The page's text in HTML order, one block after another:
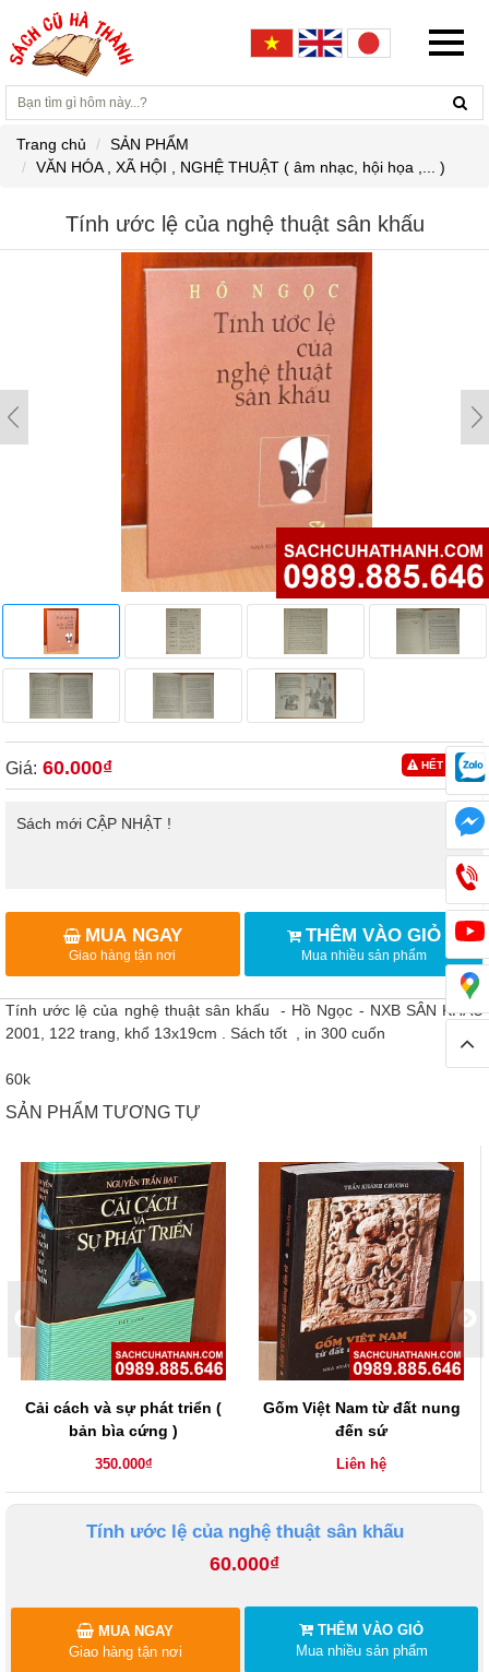
Trang chủ
SẢN PHẨM
VĂN HÓA , XÃ HỘI , NGHỆ THUẬT ( âm nhạc, hội họa ,... )
Tính ước lệ của nghệ thuật sân khấu
HẾT HÀNG
Giá: 60.000₫
Sách mới CẬP NHẬT !
MUA NGAY
Giao hàng tận nơi
THÊM VÀO GIỎ
Mua nhiều sản phẩm
Tính ước lệ của nghệ thuật sân khấu - Hồ Ngọc - NXB SÂN KHẤU
2001, 122 trang, khổ 13x19cm . Sách tốt , in 300 cuốn
60k
SẢN PHẨM TƯƠNG TỰ
Cải cách và sự phát triển (
bản bìa cứng )
350.000₫
Gốm Việt Nam từ đất nung
đến sứ
Liên hệ
Tính ước lệ của nghệ thuật sân khấu
60.000₫
THÊM VÀO GIỎ
Mua nhiều sản phẩm
MUA NGAY
Giao hàng tận nơi